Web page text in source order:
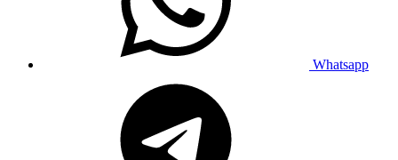
Whatsapp